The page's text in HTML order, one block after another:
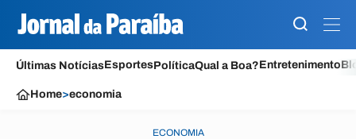
Últimas NotíciasEsportesPolíticaQual a Boa?Entretenimento
Home>economia
ECONOMIA